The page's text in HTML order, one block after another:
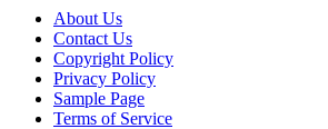
About Us
Contact Us
Copyright Policy
Privacy Policy
Sample Page
Terms of Service